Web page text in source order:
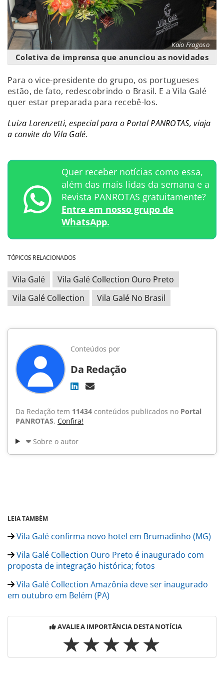
Kaio Fragoso
Coletiva de imprensa que anunciou as novidades
Para o vice-presidente do grupo, os portugueses
estão, de fato, redescobrindo o Brasil. E a Vila Galé
quer estar preparada para recebê-los.
Luiza Lorenzetti, especial para o Portal PANROTAS, viaja
a convite do Vila Galé.
Quer receber notícias como essa,
além das mais lidas da semana e a
Revista PANROTAS gratuitamente?
Entre em nosso grupo de
WhatsApp.
TÓPICOS RELACIONADOS
Vila Galé
Vila Galé Collection Ouro Preto
Vila Galé Collection
Vila Galé No Brasil
Conteúdos por
Da Redação
Da Redação tem 11434 conteúdos publicados no Portal
PANROTAS. Confira!
Sobre o autor
LEIA TAMBÉM
Vila Galé confirma novo hotel em Brumadinho (MG)
Vila Galé Collection Ouro Preto é inaugurado com
proposta de integração histórica; fotos
Vila Galé Collection Amazônia deve ser inaugurado
em outubro em Belém (PA)
AVALIE A IMPORTÂNCIA DESTA NOTÍCIA